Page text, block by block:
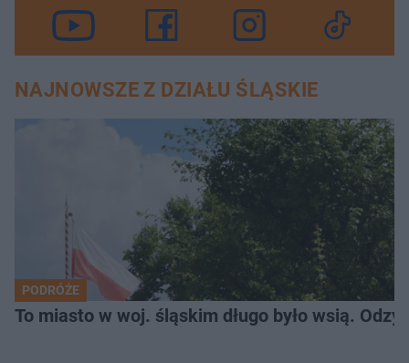
NAJNOWSZE Z DZIAŁU ŚLĄSKIE
PODRÓŻE
To miasto w woj. śląskim długo było wsią.